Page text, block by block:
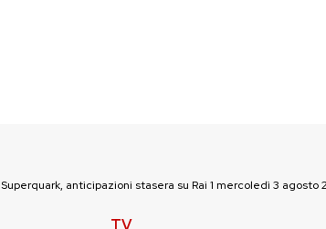
Superquark, anticipazioni stasera su Rai 1 mercoledì 3 agosto
TV